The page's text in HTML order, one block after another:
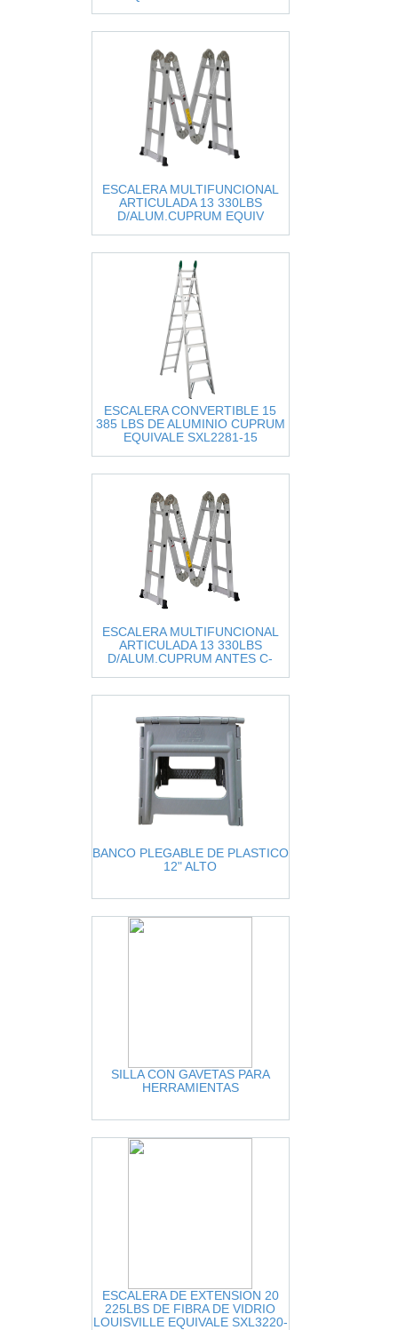
ESCALERA MULTIFUNCIONAL
ARTICULADA 13 330LBS
D/ALUM.CUPRUM EQUIV
ESCALERA CONVERTIBLE 15
385 LBS DE ALUMINIO CUPRUM
EQUIVALE SXL2281-15
ESCALERA MULTIFUNCIONAL
ARTICULADA 13 330LBS
D/ALUM.CUPRUM ANTES C-
BANCO PLEGABLE DE PLASTICO
12" ALTO
SILLA CON GAVETAS PARA
HERRAMIENTAS
ESCALERA DE EXTENSION 20
225LBS DE FIBRA DE VIDRIO
LOUISVILLE EQUIVALE SXL3220-